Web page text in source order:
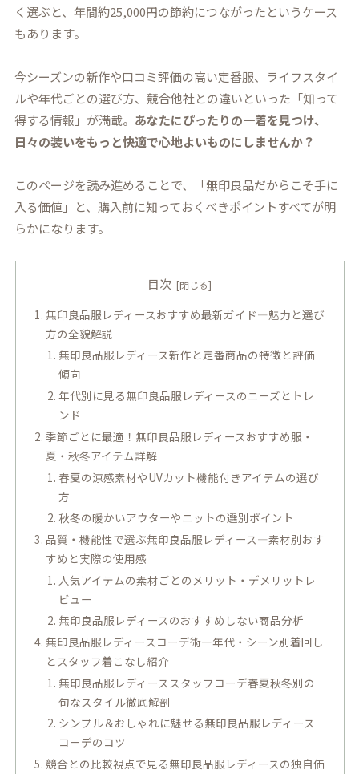
く選ぶと、年間約25,000円の節約につながったというケース
もあります。
今シーズンの新作や口コミ評価の高い定番服、ライフスタイ
ルや年代ごとの選び方、競合他社との違いといった「知って
得する情報」が満載。 あなたにぴったりの一着を見つけ、
日々の装いをもっと快適で心地よいものにしませんか？
このページを読み進めることで、「無印良品だからこそ手に
入る価値」と、購入前に知っておくべきポイントすべてが明
らかになります。
目次
無印良品服レディースおすすめ最新ガイド―魅力と選び
方の全貌解説
無印良品服レディース新作と定番商品の特徴と評価
傾向
年代別に見る無印良品服レディースのニーズとトレ
ンド
季節ごとに最適！無印良品服レディースおすすめ服・
夏・秋冬アイテム詳解
春夏の涼感素材やUVカット機能付きアイテムの選び
方
秋冬の暖かいアウターやニットの選別ポイント
品質・機能性で選ぶ無印良品服レディース―素材別おす
すめと実際の使用感
人気アイテムの素材ごとのメリット・デメリットレ
ビュー
無印良品服レディースのおすすめしない商品分析
無印良品服レディースコーデ術―年代・シーン別着回し
とスタッフ着こなし紹介
無印良品服レディーススタッフコーデ春夏秋冬別の
旬なスタイル徹底解剖
シンプル＆おしゃれに魅せる無印良品服レディース
コーデのコツ
競合との比較視点で見る無印良品服レディースの独自価